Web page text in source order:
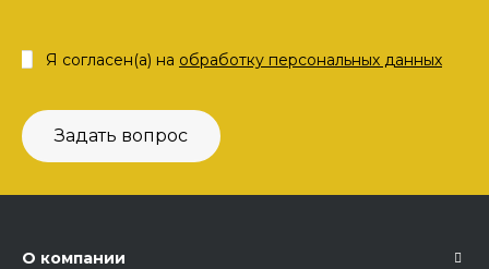
Задать вопрос
Я согласен(а) на обработку персональных данных
О компании